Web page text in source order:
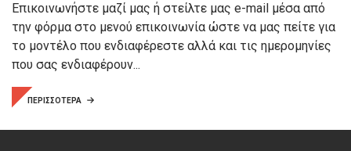
Επικοινωνήστε μαζί μας ή στείλτε μας e-mail μέσα από
την φόρμα στο μενού επικοινωνία ώστε να μας πείτε για
το μοντέλο που ενδιαφέρεστε αλλά και τις ημερομηνίες
που σας ενδιαφέρουν...
ΠΕΡΙΣΣΟΤΕΡΑ